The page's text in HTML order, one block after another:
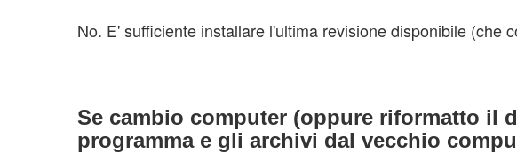
No. E' sufficiente installare l'ultima revisione disponibile (che
Se cambio computer (oppure riformatto il
programma e gli archivi dal vecchio